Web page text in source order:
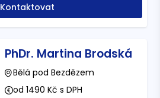
Kontaktovat
PhDr. Martina Brodská
Bělá pod Bezdězem
od 1490 Kč s DPH